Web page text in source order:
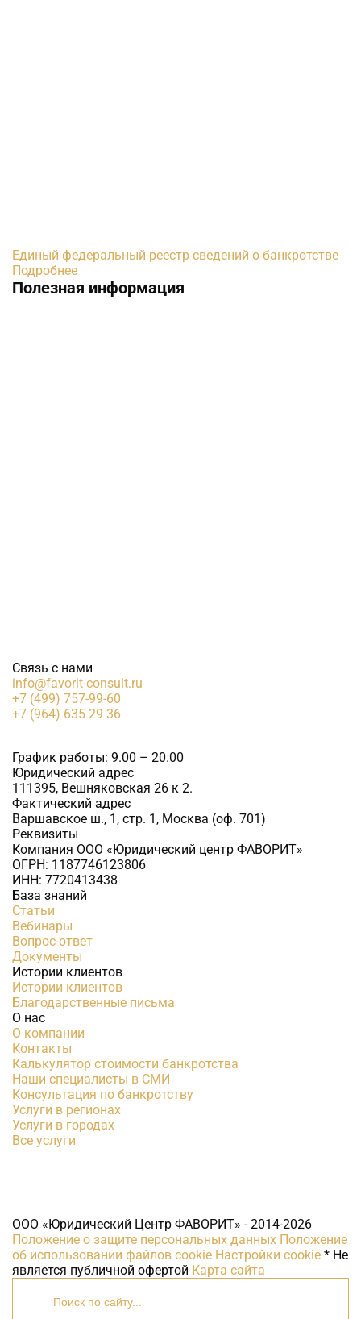
Единый федеральный реестр сведений о банкротстве
Подробнее
Полезная информация
Связь с нами
info@favorit-consult.ru
+7 (499) 757-99-60
+7 (964) 635 29 36
График работы: 9.00 – 20.00
Юридический адрес
111395, Вешняковская 26 к 2.
Фактический адрес
Варшавское ш., 1, стр. 1, Москва (оф. 701)
Реквизиты
Компания ООО «Юридический центр ФАВОРИТ»
ОГРН: 1187746123806
ИНН: 7720413438
База знаний
Статьи
Вебинары
Вопрос-ответ
Документы
Истории клиентов
Истории клиентов
Благодарственные письма
О нас
О компании
Контакты
Калькулятор стоимости банкротства
Наши специалисты в СМИ
Консультация по банкротству
Услуги в регионах
Услуги в городах
Все услуги
ООО «Юридический Центр ФАВОРИТ» - 2014-2026
Положение о защите персональных данных Положение
об использовании файлов cookie Настройки cookie * Не
является публичной офертой Карта сайта